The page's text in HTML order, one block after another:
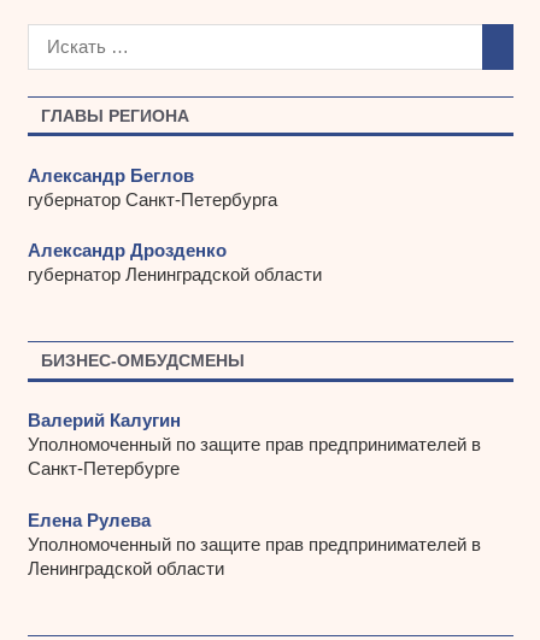
ГЛАВЫ РЕГИОНА
Александр Беглов
губернатор Санкт-Петербурга
Александр Дрозденко
губернатор Ленинградской области
БИЗНЕС-ОМБУДСМЕНЫ
Валерий Калугин
Уполномоченный по защите прав предпринимателей в
Санкт-Петербурге
Елена Рулева
Уполномоченный по защите прав предпринимателей в
Ленинградской области
х
ы